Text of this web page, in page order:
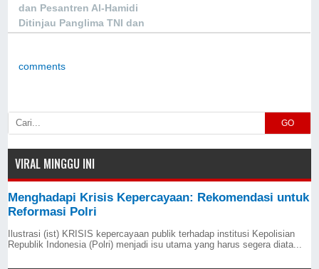
dan Pesantren Al-Hamidi
Ditinjau Panglima TNI dan
comments
GO
VIRAL MINGGU INI
Menghadapi Krisis Kepercayaan: Rekomendasi untuk
Reformasi Polri
Ilustrasi (ist) KRISIS kepercayaan publik terhadap institusi Kepolisian
Republik Indonesia (Polri) menjadi isu utama yang harus segera diata...